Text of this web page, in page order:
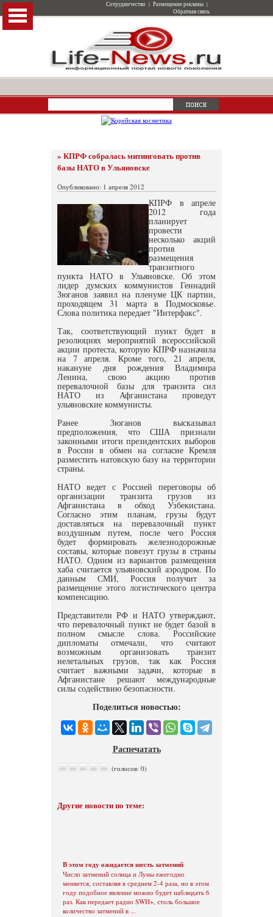
Сотрудничество | Размещение рекламы |
Обратная связь
» КПРФ собралась митинговать против
базы НАТО в Ульяновске
Опубликовано: 1 апреля 2012
КПРФ в апреле
2012 года
планирует
провести
несколько акций
против
размещения
транзитного
пункта НАТО в Ульяновске. Об этом
лидер думских коммунистов Геннадий
Зюганов заявил на пленуме ЦК партии,
проходящем 31 марта в Подмосковье.
Слова политика передает "Интерфакс".
Так, соответствующий пункт будет в
резолюциях мероприятий всероссийской
акции протеста, которую КПРФ назначила
на 7 апреля. Кроме того, 21 апреля,
накануне дня рождения Владимира
Ленина, свою акцию против
перевалочной базы для транзита сил
НАТО из Афганистана проведут
ульяновские коммунисты.
Ранее Зюганов высказывал
предположения, что США признали
законными итоги президентских выборов
в России в обмен на согласие Кремля
разместить натовскую базу на территории
страны.
НАТО ведет с Россией переговоры об
организации транзита грузов из
Афганистана в обход Узбекистана.
Согласно этим планам, грузы будут
доставляться на перевалочный пункт
воздушным путем, после чего Россия
будет формировать железнодорожные
составы, которые повезут грузы в страны
НАТО. Одним из вариантов размещения
хаба считается ульяновский аэродром. По
данным СМИ, Россия получит за
размещение этого логистического центра
компенсацию.
Представители РФ и НАТО утверждают,
что перевалочный пункт не будет базой в
полном смысле слова. Российские
дипломаты отмечали, что считают
возможным организовать транзит
нелетальных грузов, так как Россия
считает важными задачи, которые в
Афганистане решают международные
силы содействию безопасности.
Поделиться новостью:
Распечатать
(голосов: 0)
Другие новости по теме:
В этом году ожидается шесть затмений
Число затмений солнца и Луны ежегодно
меняется, составляя в среднем 2-4 раза, но в этом
году подобное явление можно будет наблюдать 6
раз. Как передает радио SWH+, столь большое
количество затмений в ...